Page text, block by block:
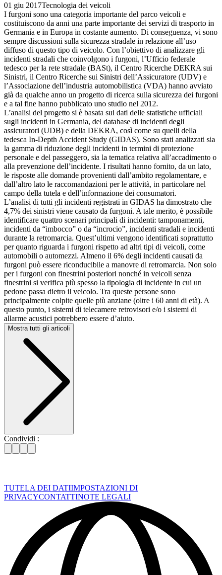
01 giu 2017Tecnologia dei veicoli
I furgoni sono una categoria importante del parco veicoli e
costituiscono da anni una parte importante dei servizi di trasporto in
Germania e in Europa in costante aumento. Di conseguenza, vi sono
sempre discussioni sulla sicurezza stradale in relazione all’uso
diffuso di questo tipo di veicolo. Con l’obiettivo di analizzare gli
incidenti stradali che coinvolgono i furgoni, l’Ufficio federale
tedesco per la rete stradale (BASt), il Centro Ricerche DEKRA sui
Sinistri, il Centro Ricerche sui Sinistri dell’Assicuratore (UDV) e
l’Associazione dell’industria automobilistica (VDA) hanno avviato
già da qualche anno un progetto di ricerca sulla sicurezza dei furgoni
e a tal fine hanno pubblicato uno studio nel 2012.
L’analisi del progetto si è basata sui dati delle statistiche ufficiali
sugli incidenti in Germania, del database di incidenti degli
assicuratori (UDB) e della DEKRA, così come su quelli della
tedesca In-Depth Accident Study (GIDAS). Sono stati analizzati sia
la gamma di riduzione degli incidenti in termini di protezione
personale e del passeggero, sia la tematica relativa all’accadimento o
alla prevenzione dell’incidente. I risultati hanno fornito, da un lato,
le risposte alle domande provenienti dall’ambito regolamentare, e
dall’altro lato le raccomandazioni per le attività, in particolare nel
campo della tutela e dell’informazione dei consumatori.
L’analisi di tutti gli incidenti registrati in GIDAS ha dimostrato che
4,7% dei sinistri viene causato da furgoni. A tale merito, è possibile
identificare quattro scenari principali di incidenti: tamponamenti,
incidenti da “imbocco” o da “incrocio”, incidenti stradali e incidenti
durante la retromarcia. Quest’ultimi vengono identificati soprattutto
per quanto riguarda i furgoni rispetto ad altri tipi di veicoli, come
automobili o automezzi. Almeno il 6% degli incidenti causati da
furgoni può essere riconducibile a manovre di retromarcia. Non solo
per i furgoni con finestrini posteriori nonché in veicoli senza
finestrini si verifica più spesso la tipologia di incidente in cui un
pedone passa dietro il veicolo. Tra queste persone sono
principalmente colpite quelle più anziane (oltre i 60 anni di età). A
questo punto, i sistemi di telecamere retrovisori e/o i sistemi di
allarme acustici potrebbero essere d’aiuto.
Mostra tutti gli articoli
Condividi :
TUTELA DEI DATIIMPOSTAZIONI DI
PRIVACYCONTATTINOTE LEGALI